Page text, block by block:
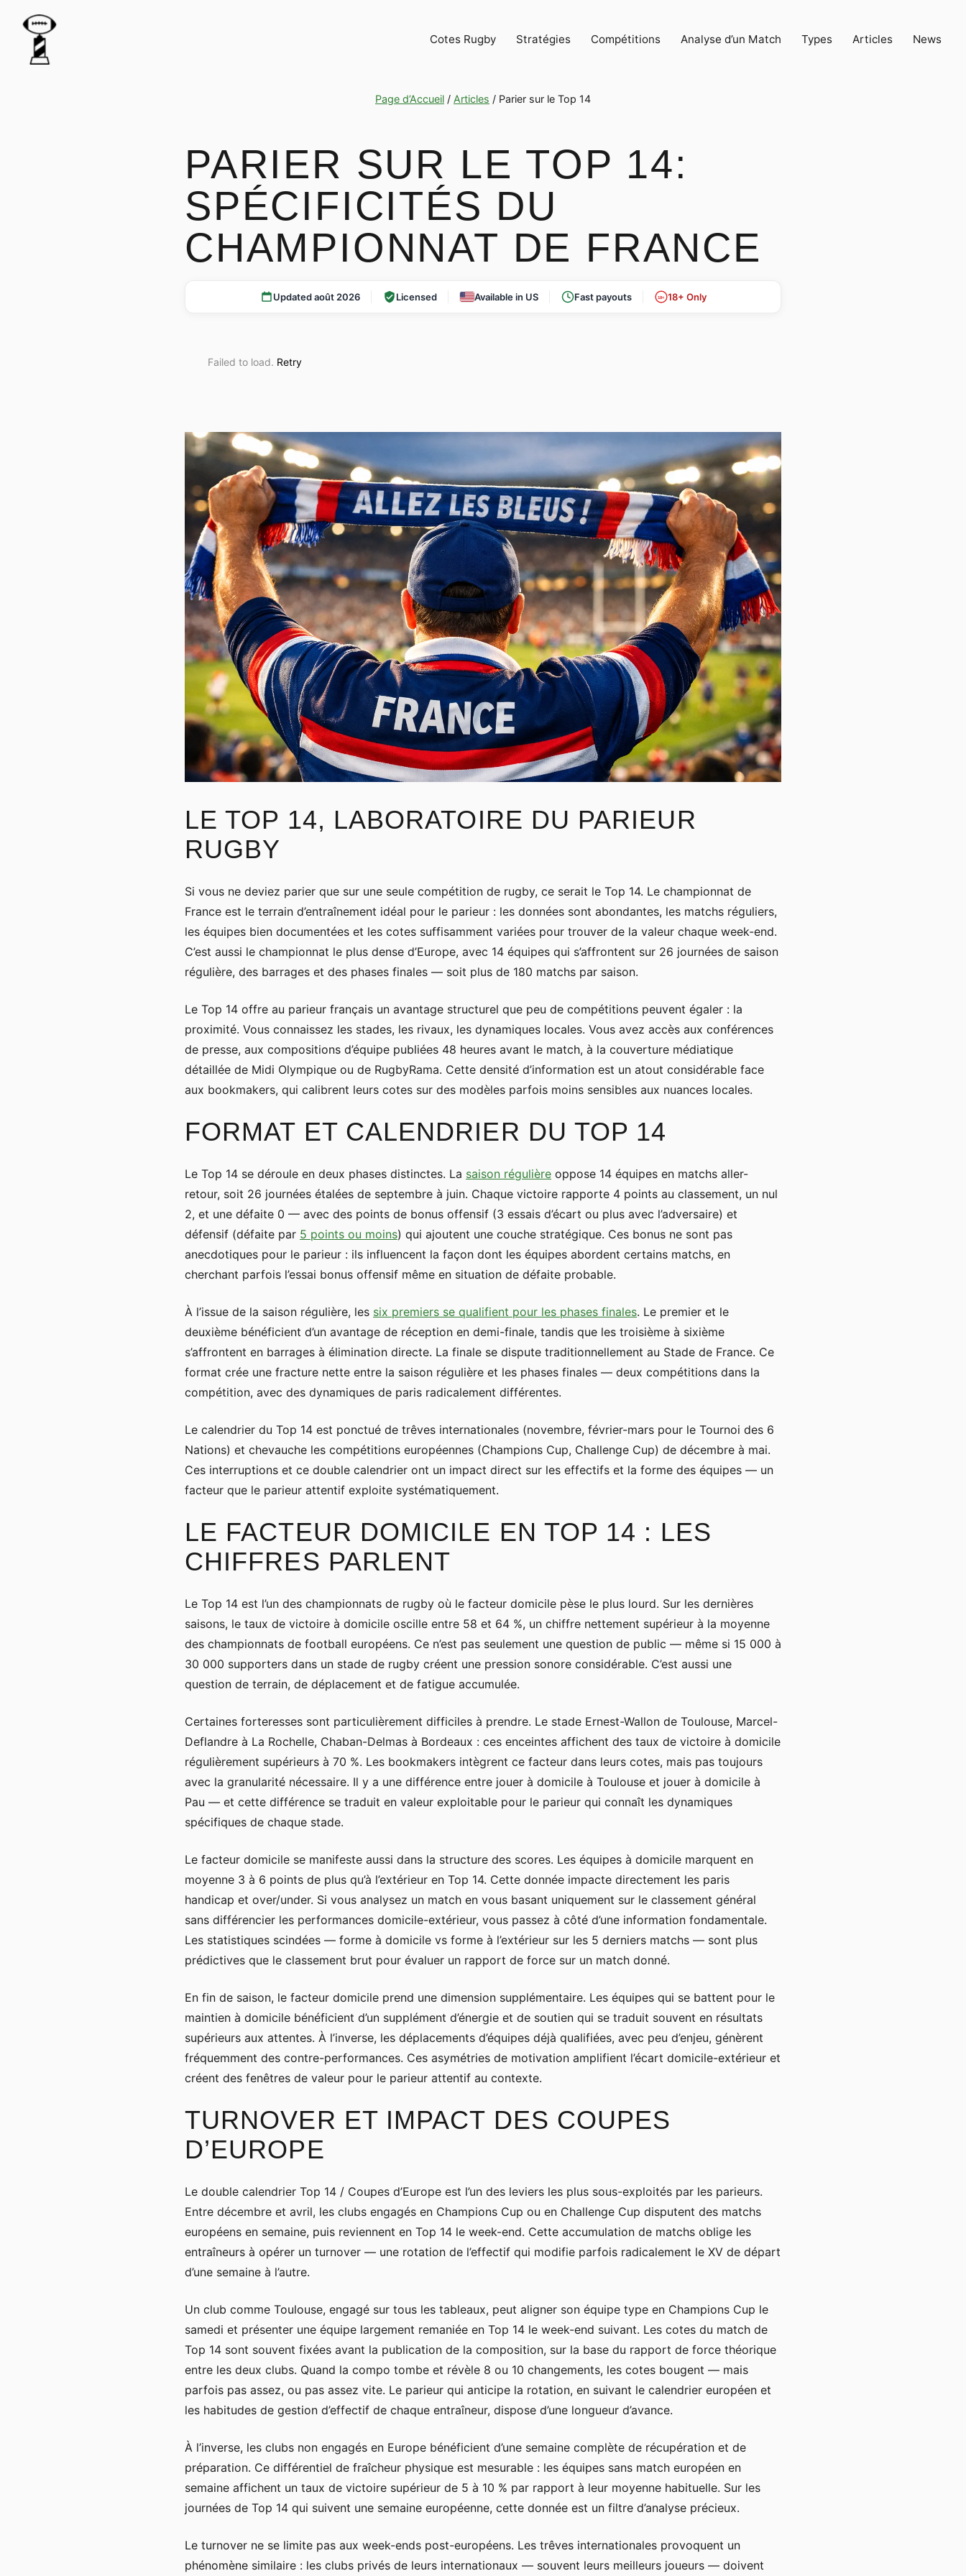
Cotes Rugby Stratégies Compétitions Analyse d’un Match Types Articles News
Page d’Accueil / Articles / Parier sur le Top 14
PARIER SUR LE TOP 14:
SPÉCIFICITÉS DU
CHAMPIONNAT DE FRANCE
Updated août 2026 Licensed Available in US Fast payouts 18+ 18+ Only
Failed to load. Retry
LE TOP 14, LABORATOIRE DU PARIEUR
RUGBY
Si vous ne deviez parier que sur une seule compétition de rugby, ce serait le Top 14. Le championnat de
France est le terrain d’entraînement idéal pour le parieur : les données sont abondantes, les matchs réguliers,
les équipes bien documentées et les cotes suffisamment variées pour trouver de la valeur chaque week-end.
C’est aussi le championnat le plus dense d’Europe, avec 14 équipes qui s’affrontent sur 26 journées de saison
régulière, des barrages et des phases finales — soit plus de 180 matchs par saison.
Le Top 14 offre au parieur français un avantage structurel que peu de compétitions peuvent égaler : la
proximité. Vous connaissez les stades, les rivaux, les dynamiques locales. Vous avez accès aux conférences
de presse, aux compositions d’équipe publiées 48 heures avant le match, à la couverture médiatique
détaillée de Midi Olympique ou de RugbyRama. Cette densité d’information est un atout considérable face
aux bookmakers, qui calibrent leurs cotes sur des modèles parfois moins sensibles aux nuances locales.
FORMAT ET CALENDRIER DU TOP 14
Le Top 14 se déroule en deux phases distinctes. La saison régulière oppose 14 équipes en matchs aller-
retour, soit 26 journées étalées de septembre à juin. Chaque victoire rapporte 4 points au classement, un nul
2, et une défaite 0 — avec des points de bonus offensif (3 essais d’écart ou plus avec l’adversaire) et
défensif (défaite par 5 points ou moins) qui ajoutent une couche stratégique. Ces bonus ne sont pas
anecdotiques pour le parieur : ils influencent la façon dont les équipes abordent certains matchs, en
cherchant parfois l’essai bonus offensif même en situation de défaite probable.
À l’issue de la saison régulière, les six premiers se qualifient pour les phases finales. Le premier et le
deuxième bénéficient d’un avantage de réception en demi-finale, tandis que les troisième à sixième
s’affrontent en barrages à élimination directe. La finale se dispute traditionnellement au Stade de France. Ce
format crée une fracture nette entre la saison régulière et les phases finales — deux compétitions dans la
compétition, avec des dynamiques de paris radicalement différentes.
Le calendrier du Top 14 est ponctué de trêves internationales (novembre, février-mars pour le Tournoi des 6
Nations) et chevauche les compétitions européennes (Champions Cup, Challenge Cup) de décembre à mai.
Ces interruptions et ce double calendrier ont un impact direct sur les effectifs et la forme des équipes — un
facteur que le parieur attentif exploite systématiquement.
LE FACTEUR DOMICILE EN TOP 14 : LES
CHIFFRES PARLENT
Le Top 14 est l’un des championnats de rugby où le facteur domicile pèse le plus lourd. Sur les dernières
saisons, le taux de victoire à domicile oscille entre 58 et 64 %, un chiffre nettement supérieur à la moyenne
des championnats de football européens. Ce n’est pas seulement une question de public — même si 15 000 à
30 000 supporters dans un stade de rugby créent une pression sonore considérable. C’est aussi une
question de terrain, de déplacement et de fatigue accumulée.
Certaines forteresses sont particulièrement difficiles à prendre. Le stade Ernest-Wallon de Toulouse, Marcel-
Deflandre à La Rochelle, Chaban-Delmas à Bordeaux : ces enceintes affichent des taux de victoire à domicile
régulièrement supérieurs à 70 %. Les bookmakers intègrent ce facteur dans leurs cotes, mais pas toujours
avec la granularité nécessaire. Il y a une différence entre jouer à domicile à Toulouse et jouer à domicile à
Pau — et cette différence se traduit en valeur exploitable pour le parieur qui connaît les dynamiques
spécifiques de chaque stade.
Le facteur domicile se manifeste aussi dans la structure des scores. Les équipes à domicile marquent en
moyenne 3 à 6 points de plus qu’à l’extérieur en Top 14. Cette donnée impacte directement les paris
handicap et over/under. Si vous analysez un match en vous basant uniquement sur le classement général
sans différencier les performances domicile-extérieur, vous passez à côté d’une information fondamentale.
Les statistiques scindées — forme à domicile vs forme à l’extérieur sur les 5 derniers matchs — sont plus
prédictives que le classement brut pour évaluer un rapport de force sur un match donné.
En fin de saison, le facteur domicile prend une dimension supplémentaire. Les équipes qui se battent pour le
maintien à domicile bénéficient d’un supplément d’énergie et de soutien qui se traduit souvent en résultats
supérieurs aux attentes. À l’inverse, les déplacements d’équipes déjà qualifiées, avec peu d’enjeu, génèrent
fréquemment des contre-performances. Ces asymétries de motivation amplifient l’écart domicile-extérieur et
créent des fenêtres de valeur pour le parieur attentif au contexte.
TURNOVER ET IMPACT DES COUPES
D’EUROPE
Le double calendrier Top 14 / Coupes d’Europe est l’un des leviers les plus sous-exploités par les parieurs.
Entre décembre et avril, les clubs engagés en Champions Cup ou en Challenge Cup disputent des matchs
européens en semaine, puis reviennent en Top 14 le week-end. Cette accumulation de matchs oblige les
entraîneurs à opérer un turnover — une rotation de l’effectif qui modifie parfois radicalement le XV de départ
d’une semaine à l’autre.
Un club comme Toulouse, engagé sur tous les tableaux, peut aligner son équipe type en Champions Cup le
samedi et présenter une équipe largement remaniée en Top 14 le week-end suivant. Les cotes du match de
Top 14 sont souvent fixées avant la publication de la composition, sur la base du rapport de force théorique
entre les deux clubs. Quand la compo tombe et révèle 8 ou 10 changements, les cotes bougent — mais
parfois pas assez, ou pas assez vite. Le parieur qui anticipe la rotation, en suivant le calendrier européen et
les habitudes de gestion d’effectif de chaque entraîneur, dispose d’une longueur d’avance.
À l’inverse, les clubs non engagés en Europe bénéficient d’une semaine complète de récupération et de
préparation. Ce différentiel de fraîcheur physique est mesurable : les équipes sans match européen en
semaine affichent un taux de victoire supérieur de 5 à 10 % par rapport à leur moyenne habituelle. Sur les
journées de Top 14 qui suivent une semaine européenne, cette donnée est un filtre d’analyse précieux.
Le turnover ne se limite pas aux week-ends post-européens. Les trêves internationales provoquent un
phénomène similaire : les clubs privés de leurs internationaux — souvent leurs meilleurs joueurs — doivent